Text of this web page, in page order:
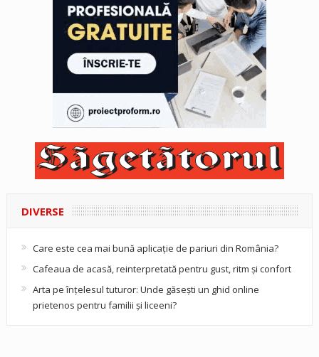
DIVERSE
Care este cea mai bună aplicație de pariuri din România?
Cafeaua de acasă, reinterpretată pentru gust, ritm și confort
Arta pe înțelesul tuturor: Unde găsești un ghid online
prietenos pentru familii și liceeni?